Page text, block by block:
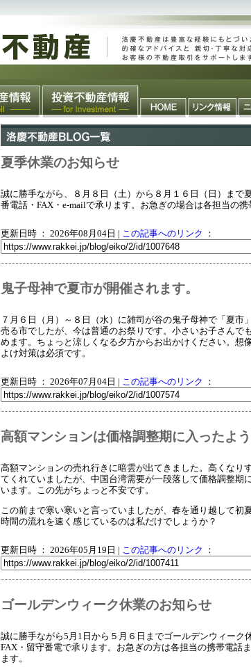
夏季休業のお知らせ
誠に勝手ながら、８月８日（土）から８月１６日（日）まで
番電話・FAX・e-mailで承ります。お急ぎの場合は各担当の携
更新日時 ： 2026年08月04日 この記事へのリンク ：
鬼子母神で夏市が開催されます。
７月６日（月）～８日（水）に雑司が谷の鬼子母神で「夏
売る市でしたが、今は普通のお祭りです。小さいお子さんで
めます。ちょっと涼しくなる夕方からお出かけください。想
よけ対策は必須です。
更新日時 ： 2026年07月04日 この記事へのリンク ：
高額マンションは価格調整期に入ったよう
高額マンションの売れ行きに暗雲が出てきました。高くなり
てくれていましたが、中国台湾需要が一段落して価格調整期
います。この先がちょっと不安です。
この前まで寒い寒いと言っていましたが、春を通り越して初
時間の流れを速く感じているのは私だけでしょうか？
更新日時 ： 2026年05月19日 この記事へのリンク ：
ゴールデンウィーク休業のお知らせ
誠に勝手ながら5月1日から５月６日までゴールデンウィーク
FAX・留守番電で承ります。お急ぎの方は各担当の携帯電話
ます。